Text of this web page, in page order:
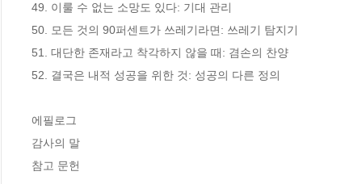
49. 이룰 수 없는 소망도 있다: 기대 관리
50. 모든 것의 90퍼센트가 쓰레기라면: 쓰레기 탐지기
51. 대단한 존재라고 착각하지 않을 때: 겸손의 찬양
52. 결국은 내적 성공을 위한 것: 성공의 다른 정의
에필로그
감사의 말
참고 문헌